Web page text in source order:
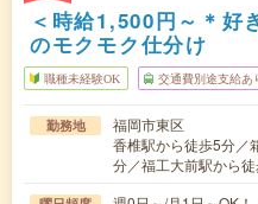
＜時給1,500円～＊好
のモクモク仕分け
職種未経験OK 交通費別途支給あ
勤務地
福岡市東区
香椎駅から徒歩5分／
分／福工大前駅から